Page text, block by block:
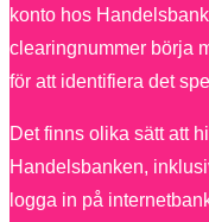
konto hos
clearingnummer börja
för att identifiera det
Det finns olika sätt att
Handelsbanken,
logga in på